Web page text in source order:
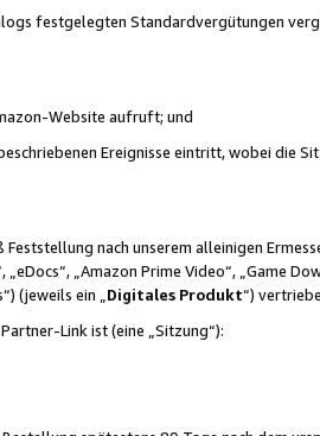
festgelegten Standardvergütungen
Website aufruft; und
Ereignisse eintritt, wobei die
nach unserem alleinigen
„Amazon Prime Video“, „Game
(jeweils ein „ Digitales Produkt“)
Link ist (eine „Sitzung“):